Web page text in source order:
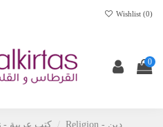
Wishlist (0)
0
Livres Arabes - كتب عربية
Religion - دين